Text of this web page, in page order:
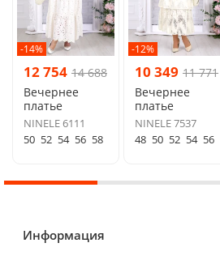
-14%
12 754 14 688
Вечернее
платье
NINELE 6111
50 52 54 56 58
-12%
10 349 11 771
Вечернее
платье
NINELE 7537
48 50 52 54 56
Информация